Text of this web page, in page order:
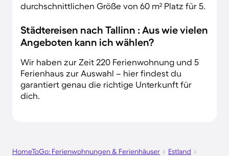
durchschnittlichen Größe von 60 m² Platz für 5.
Städtereisen nach Tallinn : Aus wie vielen
Angeboten kann ich wählen?
Wir haben zur Zeit 220 Ferienwohnung und 5
Ferienhaus zur Auswahl – hier findest du
garantiert genau die richtige Unterkunft für
dich.
HomeToGo: Ferienwohnungen & Ferienhäuser
Estland